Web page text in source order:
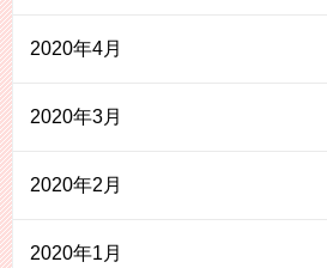
2020年4月
2020年3月
2020年2月
2020年1月